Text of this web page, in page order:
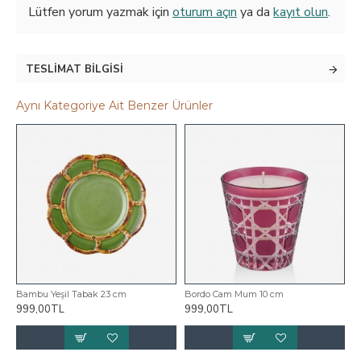
Aynı Kategoriye Ait Benzer Ürünler
Bambu Yeşil Tabak 23 cm
999,00TL
Bordo Cam Mum 10 cm
999,00TL
Lütfen yorum yazmak için oturum açın ya da kayıt olun.
TESLIMAT BILGISI